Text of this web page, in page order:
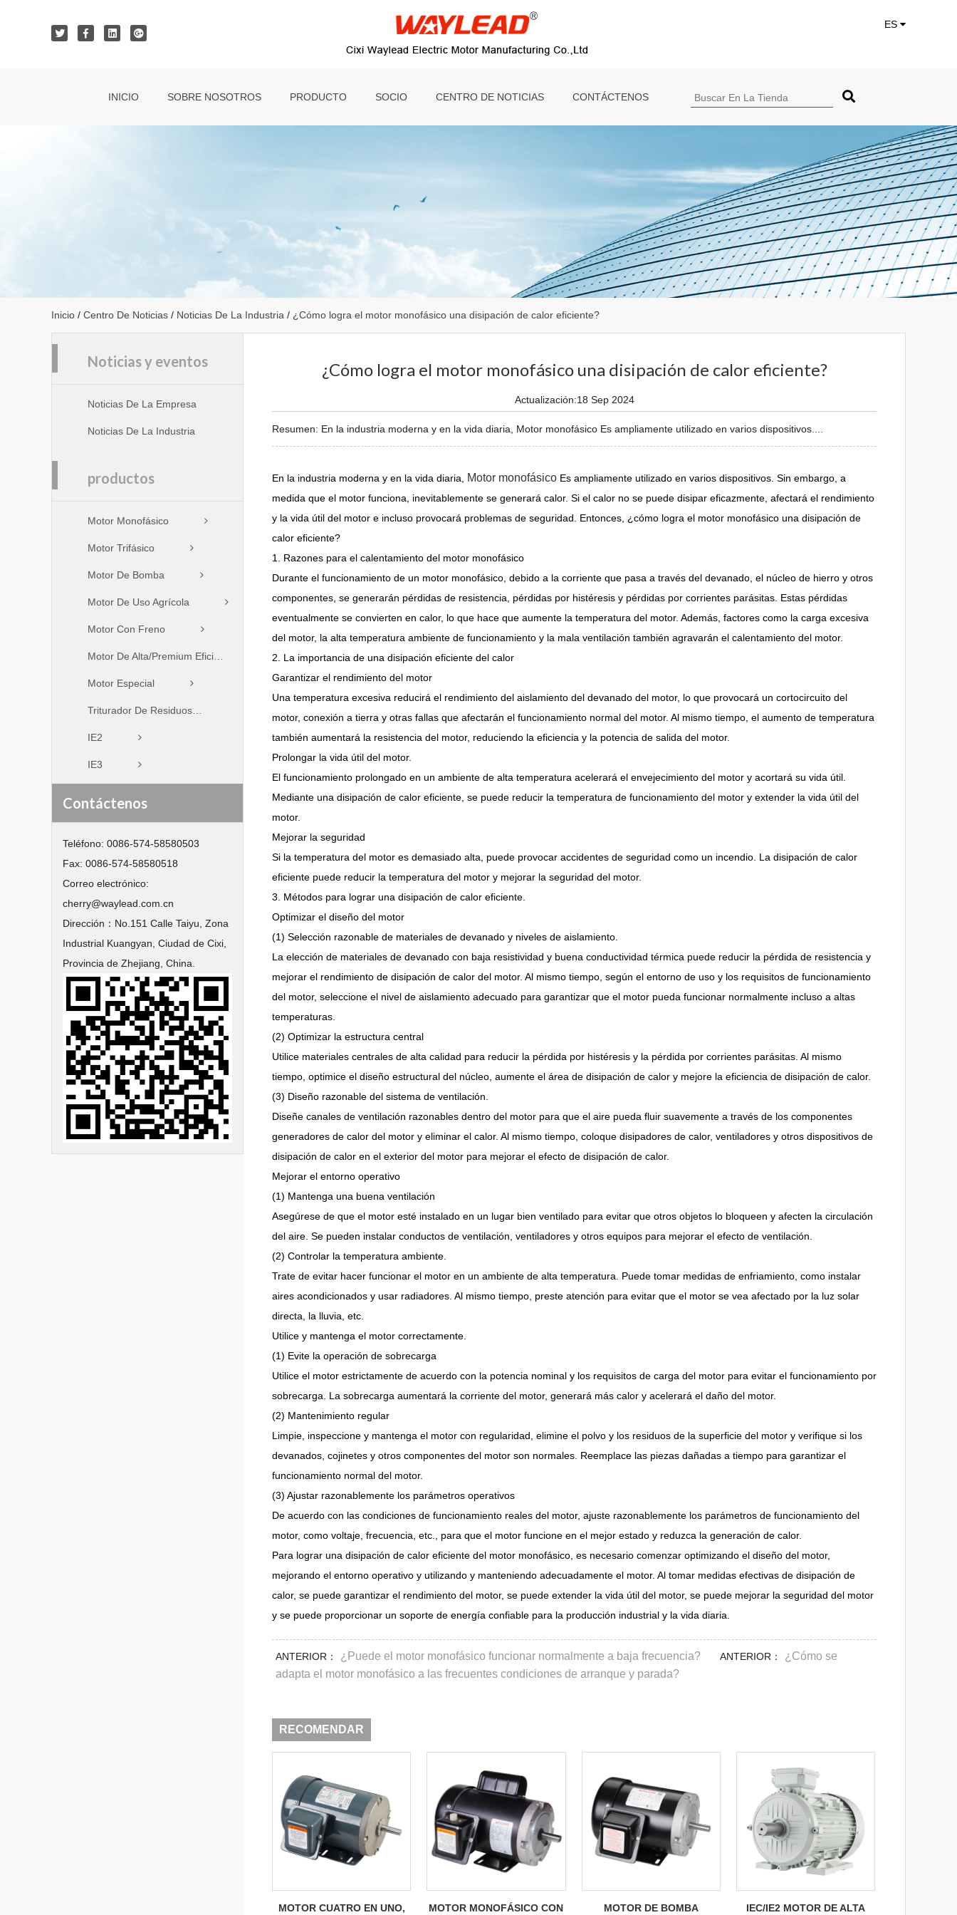
ES
INICIO SOBRE NOSOTROS PRODUCTO SOCIO CENTRO DE NOTICIAS CONTÁCTENOS
Inicio / Centro De Noticias / Noticias De La Industria / ¿Cómo logra el motor monofásico una disipación de calor eficiente?
Noticias y eventos
Noticias De La Empresa
Noticias De La Industria
productos
Motor Monofásico
Motor Trifásico
Motor De Bomba
Motor De Uso Agrícola
Motor Con Freno
Motor Especial
IE2
IE3
Contáctenos
Teléfono: 0086-574-58580503
Fax: 0086-574-58580518
Correo electrónico:
cherry@waylead.com.cn
Dirección： No.151 Calle Taiyu, Zona
Industrial Kuangyan, Ciudad de Cixi,
Provincia de Zhejiang, China.
¿Cómo logra el motor monofásico una disipación de calor eficiente?
Actualización:18 Sep 2024
Resumen: En la industria moderna y en la vida diaria, Motor monofásico Es ampliamente utilizado en varios dispositivos....
En la industria moderna y en la vida diaria, Motor monofásico Es ampliamente utilizado en varios dispositivos. Sin embargo, a
medida que el motor funciona, inevitablemente se generará calor. Si el calor no se puede disipar eficazmente, afectará el rendimiento
y la vida útil del motor e incluso provocará problemas de seguridad. Entonces, ¿cómo logra el motor monofásico una disipación de
calor eficiente?
1. Razones para el calentamiento del motor monofásico
Durante el funcionamiento de un motor monofásico, debido a la corriente que pasa a través del devanado, el núcleo de hierro y otros
componentes, se generarán pérdidas de resistencia, pérdidas por histéresis y pérdidas por corrientes parásitas. Estas pérdidas
eventualmente se convierten en calor, lo que hace que aumente la temperatura del motor. Además, factores como la carga excesiva
del motor, la alta temperatura ambiente de funcionamiento y la mala ventilación también agravarán el calentamiento del motor.
2. La importancia de una disipación eficiente del calor
Garantizar el rendimiento del motor
Una temperatura excesiva reducirá el rendimiento del aislamiento del devanado del motor, lo que provocará un cortocircuito del
motor, conexión a tierra y otras fallas que afectarán el funcionamiento normal del motor. Al mismo tiempo, el aumento de temperatura
también aumentará la resistencia del motor, reduciendo la eficiencia y la potencia de salida del motor.
Prolongar la vida útil del motor.
El funcionamiento prolongado en un ambiente de alta temperatura acelerará el envejecimiento del motor y acortará su vida útil.
Mediante una disipación de calor eficiente, se puede reducir la temperatura de funcionamiento del motor y extender la vida útil del
motor.
Mejorar la seguridad
Si la temperatura del motor es demasiado alta, puede provocar accidentes de seguridad como un incendio. La disipación de calor
eficiente puede reducir la temperatura del motor y mejorar la seguridad del motor.
3. Métodos para lograr una disipación de calor eficiente.
Optimizar el diseño del motor
(1) Selección razonable de materiales de devanado y niveles de aislamiento.
La elección de materiales de devanado con baja resistividad y buena conductividad térmica puede reducir la pérdida de resistencia y
mejorar el rendimiento de disipación de calor del motor. Al mismo tiempo, según el entorno de uso y los requisitos de funcionamiento
del motor, seleccione el nivel de aislamiento adecuado para garantizar que el motor pueda funcionar normalmente incluso a altas
temperaturas.
(2) Optimizar la estructura central
Utilice materiales centrales de alta calidad para reducir la pérdida por histéresis y la pérdida por corrientes parásitas. Al mismo
tiempo, optimice el diseño estructural del núcleo, aumente el área de disipación de calor y mejore la eficiencia de disipación de calor.
(3) Diseño razonable del sistema de ventilación.
Diseñe canales de ventilación razonables dentro del motor para que el aire pueda fluir suavemente a través de los componentes
generadores de calor del motor y eliminar el calor. Al mismo tiempo, coloque disipadores de calor, ventiladores y otros dispositivos de
disipación de calor en el exterior del motor para mejorar el efecto de disipación de calor.
Mejorar el entorno operativo
(1) Mantenga una buena ventilación
Asegúrese de que el motor esté instalado en un lugar bien ventilado para evitar que otros objetos lo bloqueen y afecten la circulación
del aire. Se pueden instalar conductos de ventilación, ventiladores y otros equipos para mejorar el efecto de ventilación.
(2) Controlar la temperatura ambiente.
Trate de evitar hacer funcionar el motor en un ambiente de alta temperatura. Puede tomar medidas de enfriamiento, como instalar
aires acondicionados y usar radiadores. Al mismo tiempo, preste atención para evitar que el motor se vea afectado por la luz solar
directa, la lluvia, etc.
Utilice y mantenga el motor correctamente.
(1) Evite la operación de sobrecarga
Utilice el motor estrictamente de acuerdo con la potencia nominal y los requisitos de carga del motor para evitar el funcionamiento por
sobrecarga. La sobrecarga aumentará la corriente del motor, generará más calor y acelerará el daño del motor.
(2) Mantenimiento regular
Limpie, inspeccione y mantenga el motor con regularidad, elimine el polvo y los residuos de la superficie del motor y verifique si los
devanados, cojinetes y otros componentes del motor son normales. Reemplace las piezas dañadas a tiempo para garantizar el
funcionamiento normal del motor.
(3) Ajustar razonablemente los parámetros operativos
De acuerdo con las condiciones de funcionamiento reales del motor, ajuste razonablemente los parámetros de funcionamiento del
motor, como voltaje, frecuencia, etc., para que el motor funcione en el mejor estado y reduzca la generación de calor.
Para lograr una disipación de calor eficiente del motor monofásico, es necesario comenzar optimizando el diseño del motor,
mejorando el entorno operativo y utilizando y manteniendo adecuadamente el motor. Al tomar medidas efectivas de disipación de
calor, se puede garantizar el rendimiento del motor, se puede extender la vida útil del motor, se puede mejorar la seguridad del motor
y se puede proporcionar un soporte de energía confiable para la producción industrial y la vida diaria.
ANTERIOR： ¿Puede el motor monofásico funcionar normalmente a baja frecuencia? ANTERIOR：
¿Cómo se
adapta el motor monofásico a las frecuentes condiciones de arranque y parada?
RECOMENDAR
MOTOR CUATRO EN UNO, MOTOR MONOFÁSICO CON MOTOR DE BOMBA IEC/IE2 MOTOR DE ALTA